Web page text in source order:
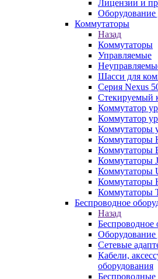
Лицензии и
Оборудование
Коммутаторы
Назад
Коммутаторы
Управляемые
Шасси для
Серия Nexus
Стекируемый
Коммутатор
Коммутатор
Коммутаторы
Коммутаторы
Коммутаторы
Коммутаторы
Коммутаторы
Коммутаторы
Коммутаторы
Беспроводное
Назад
Беспроводное
Оборудование
Сетевые
Кабели,
оборудования
Беспроводные